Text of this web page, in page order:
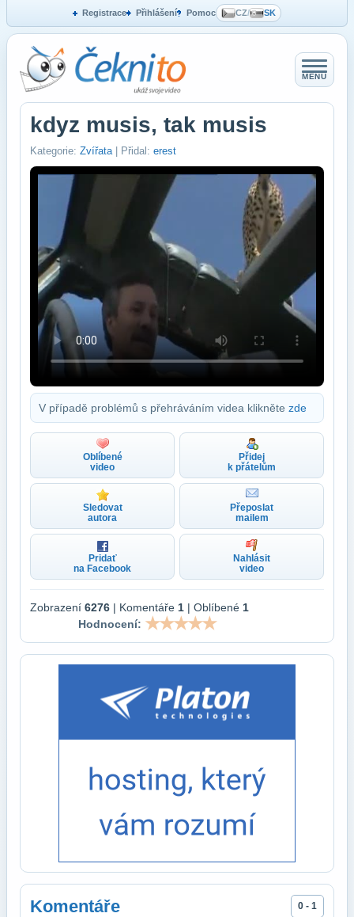
Registrace Přihlášení Pomoc CZ/ SK
MENU
kdyz musis, tak musis
Kategorie: Zvířata | Přidal: erest
V případě problémů s přehráváním videa klikněte zde
Oblíbené
video
Přidej
k přátelům
Sledovat
autora
Přeposlat
mailem
Pridať
na Facebook
Nahlásit
video
Zobrazení 6276 | Komentáře 1 | Oblíbené 1
Hodnocení:
Komentáře 0 - 1